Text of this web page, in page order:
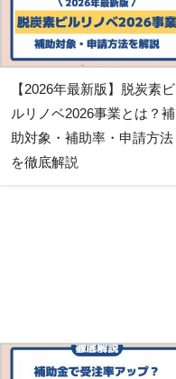
【2026年最新版】脱炭素ビ
ルリノベ2026事業とは？補
助対象・補助率・申請方法
を徹底解説